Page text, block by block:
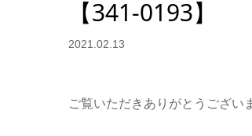
【341-0193】
2021.02.13
ご覧いただきありがとうござい